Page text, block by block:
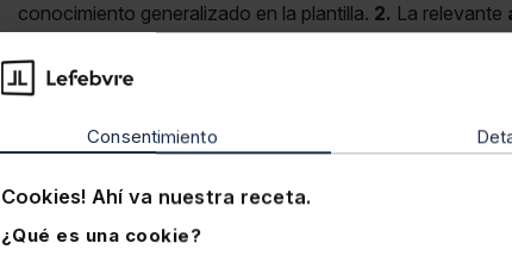
Consentimiento
Cookies! Ahí va nuestra receta.
¿Qué es una cookie?
conocimiento generalizado en la plantilla. 2. La relevante
justifica esta rebaja apoyándose en un dato incierto
perjuicio al trabajador denunciado.Por todo ello, condena
una indemnización de 40.000 euros por
,
reputacional y personal, la duración de la situación y la
material de 2.500 euros por los gastos de defensa